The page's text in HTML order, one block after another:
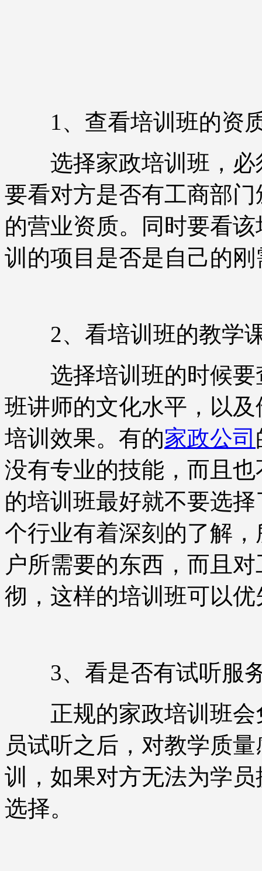
1、查看培训班的资
选择家政培训班，必
要看对方是否有工商部
的营业资质。同时要看
训的项目是否是自己的
2、看培训班的教学
选择培训班的时候要
班讲师的文化水平，以
培训效果。有的家政公司
没有专业的技能，而且
的培训班最好就不要选
个行业有着深刻的了解
户所需要的东西，而且
彻，这样的培训班可以
3、看是否有试听服
正规的家政培训班会
员试听之后，对教学质
训，如果对方无法为学
选择。